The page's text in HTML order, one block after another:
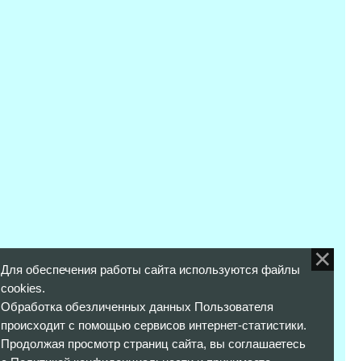
Для обеспечения работы сайта используются файлы
cookies.
Обработка обезличенных данных Пользователя
происходит с помощью сервисов интернет-статистики.
Продолжая просмотр страниц сайта, вы соглашаетесь